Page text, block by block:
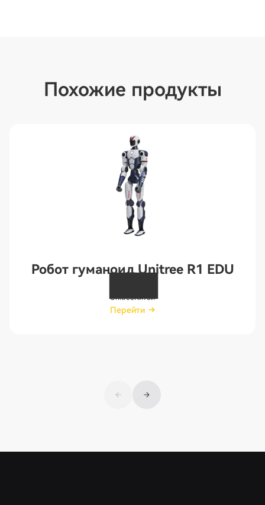
Похожие продукты
Робот гуманоид Unitree R1 EDU
UnitreeКитай
Перейти